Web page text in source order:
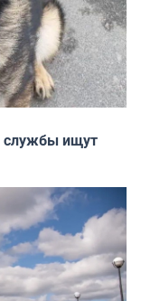
службы ищут